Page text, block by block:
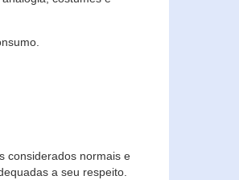
considerados normais e
a seu respeito.